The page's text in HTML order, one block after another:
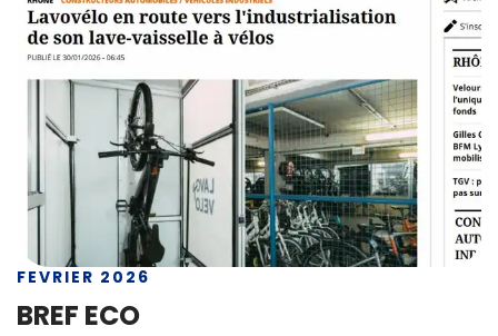
FEVRIER 2026
BREF ECO